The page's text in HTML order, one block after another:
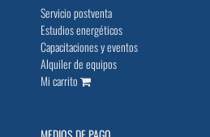
Servicio postventa
Estudios energéticos
Capacitaciones y eventos
Alquiler de equipos
Mi carrito